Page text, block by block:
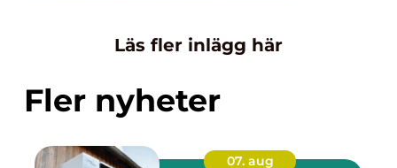
Läs fler inlägg här
Fler nyheter
07. aug